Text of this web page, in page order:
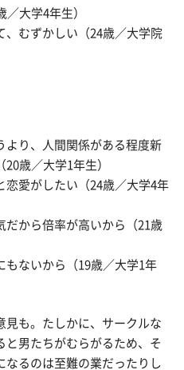
／大学4年生）
、むずかしい（24歳／大学院
より、人間関係がある程度新
歳／大学1年生）
恋愛がしたい（24歳／大学4年
だから倍率が高いから（21歳
もないから（19歳／大学1年
見も。たしかに、サークルな
と男たちがむらがるため、そ
なるのは至難の業だったりし